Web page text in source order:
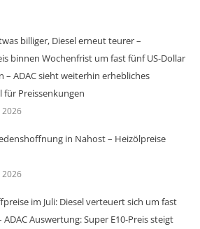
billiger, Diesel erneut teurer –
binnen Wochenfrist um fast fünf US-Dollar
– ADAC sieht weiterhin erhebliches
für Preissenkungen
2026
in Nahost – Heizölpreise
2026
im Juli: Diesel verteuert sich um fast
ADAC Auswertung: Super E10-Preis steigt